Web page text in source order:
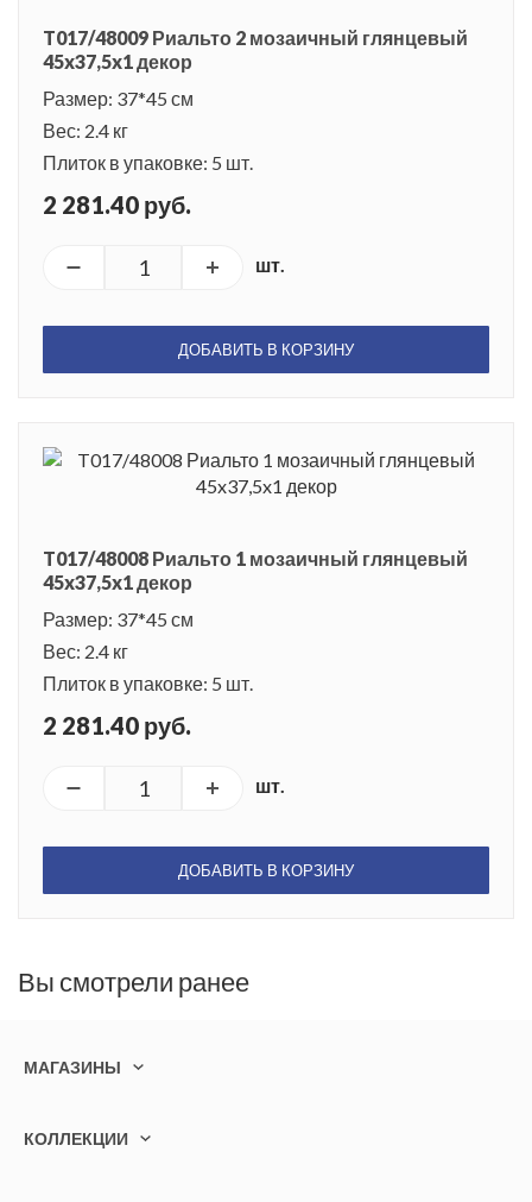
T017/48009 Риальто 2 мозаичный глянцевый
45x37,5x1 декор
Размер: 37*45 см
Вес: 2.4 кг
Плиток в упаковке: 5 шт.
2 281.40 руб.
шт.
ДОБАВИТЬ В КОРЗИНУ
T017/48008 Риальто 1 мозаичный глянцевый
45x37,5x1 декор
Размер: 37*45 см
Вес: 2.4 кг
Плиток в упаковке: 5 шт.
2 281.40 руб.
шт.
ДОБАВИТЬ В КОРЗИНУ
Вы смотрели ранее
МАГАЗИНЫ
КОЛЛЕКЦИИ